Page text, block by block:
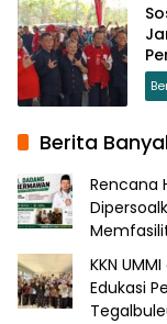
Berita
Rencana
KKN
Edukasi